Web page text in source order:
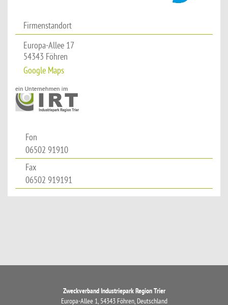
Firmenstandort
Europa-Allee 17
54343 Föhren
Google Maps
Fon
06502 91910
Fax
06502 919191
Zweckverband Industriepark Region Trier
Europa-Allee 1, 54343 Föhren, Deutschland